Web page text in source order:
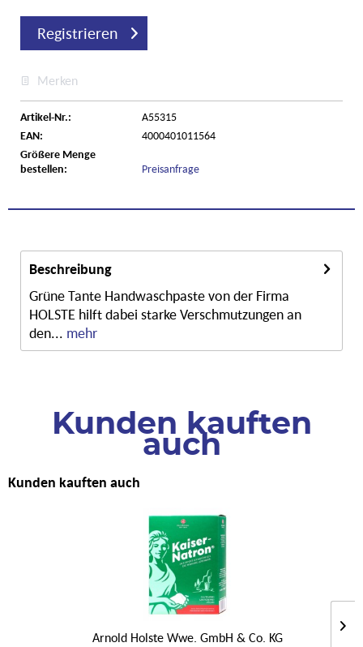
Registrieren
Merken
Artikel-Nr.:
A55315
EAN:
4000401011564
Größere Menge
bestellen:
Preisanfrage
Beschreibung
Grüne Tante Handwaschpaste von der Firma
HOLSTE hilft dabei starke Verschmutzungen an
den... mehr
Kunden kauften
auch
Kunden kauften auch
Arnold Holste Wwe. GmbH & Co. KG